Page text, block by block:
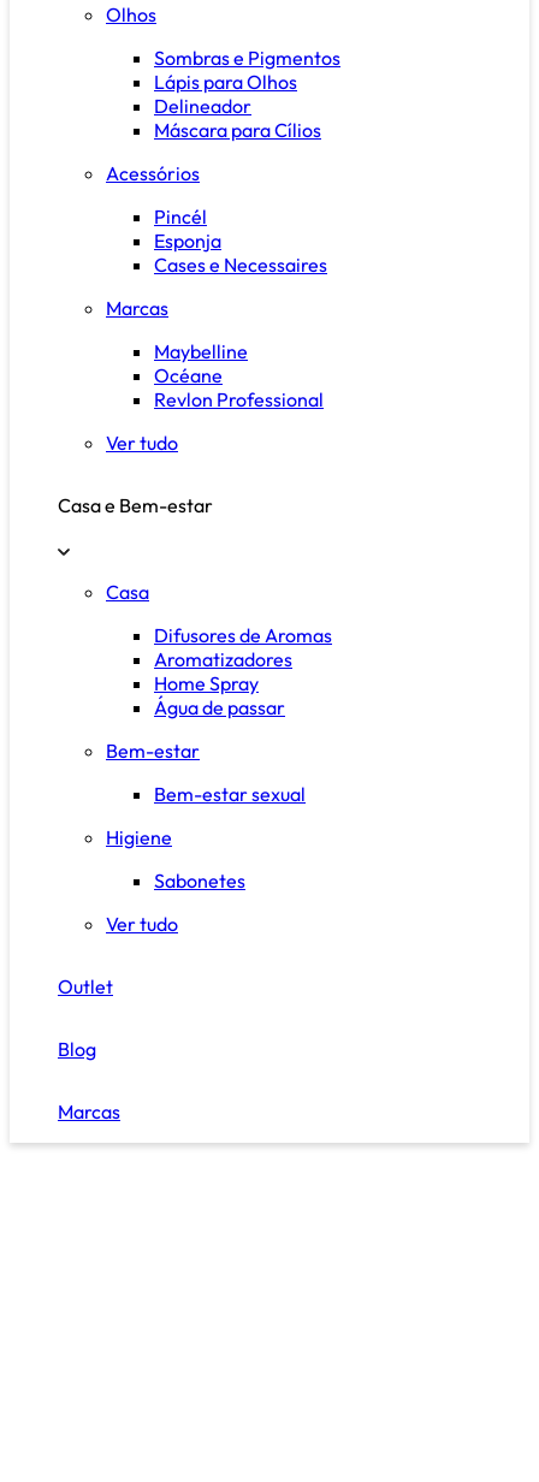
Olhos
Sombras e Pigmentos
Lápis para Olhos
Delineador
Máscara para Cílios
Acessórios
Pincél
Esponja
Cases e Necessaires
Marcas
Maybelline
Océane
Revlon Professional
Ver tudo
Casa e Bem-estar
Casa
Difusores de Aromas
Aromatizadores
Home Spray
Água de passar
Bem-estar
Bem-estar sexual
Higiene
Sabonetes
Ver tudo
Outlet
Blog
Marcas